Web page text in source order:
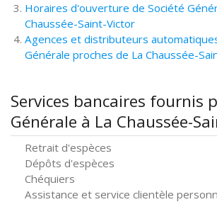
Horaires d'ouverture de Société
Chaussée-Saint-Victor
Agences et distributeurs
Générale proches de La Chaussée-
Services bancaires fournis
Générale à La Chaussée-
Retrait d'espèces
Dépôts d'espèces
Chéquiers
Assistance et service clientèle